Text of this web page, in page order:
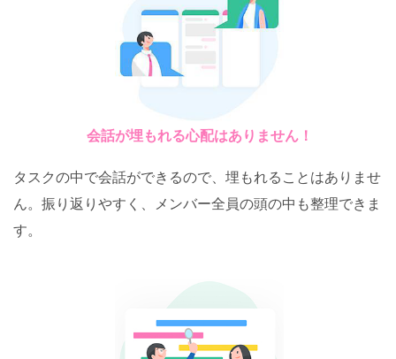
会話が埋もれる心配はありません！
タスクの中で会話ができるので、埋もれることはありませ
ん。振り返りやすく、メンバー全員の頭の中も整理できま
す。